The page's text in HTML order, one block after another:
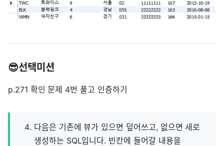
😎선택미션
p.271 확인 문제 4번 풀고 인증하기
다음은 기존에 뷰가 있으면 덮어쓰고, 없으면 새로
생성하는 SQL입니다. 빈칸에 들어갈 내용을